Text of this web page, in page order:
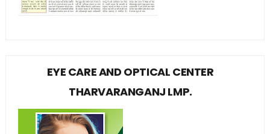
EYE CARE AND OPTICAL CENTER
THARVARANGANJ LMP.